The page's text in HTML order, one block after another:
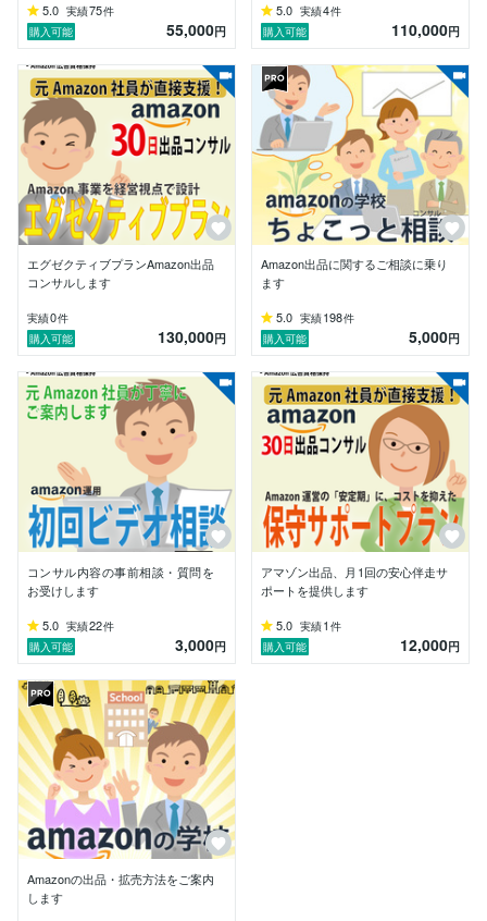
【トラブルシューティングの重要性】
Amazonにおいては、戦略や戦術と同様に、トラブルシ
ューティングの能力が非常に重要です。さまざまな申請
エラー、制限の解除、出品停止など、予期せぬ問題が発
生することがあります。これらの問題が売上に悪影響を
与える前に、迅速かつ的確に解決することが不可欠で
す。テクニカルサポートだけに頼るのではなく、トラブ
ルの予防や短期間での解決策をご提供できる私の経験
が、貴社のリソースを守ります。
【高品質なサービスの提供のために】
皆様に常に最高のサービスを提供するため、現役のAm
azon社員との定期的な情報交換を行い、Amazonでの出
品や実験・検証を通じて最新のトレンドを常に把握して
【お気軽にご相談ください】
どうぞお気軽にご相談ください。
5.0 実績75件
購入可能
55,000円
5.0 実績4件
購入可能
110,000円
エグゼクティブプランAmazon出品
コンサルします
実績0件
購入可能
130,000円
Amazon出品に関するご相談に乗り
ます
5.0 実績198件
購入可能
5,000円
コンサル内容の事前相談・質問を
お受けします
5.0 実績22件
購入可能
3,000円
アマゾン出品、月1回の安心伴走サ
ポートを提供します
5.0 実績1 件
購入可能
12,000円
Amazonの出品・拡売方法をご案内
します